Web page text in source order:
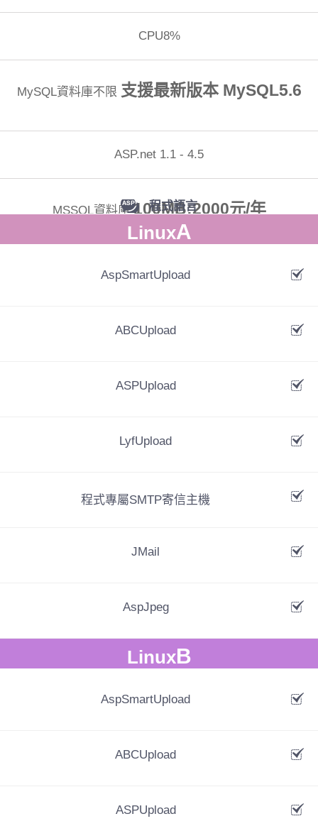
CPU8%
MySQL資料庫不限 支援最新版本 MySQL5.6
ASP.net 1.1 - 4.5
MSSQL資料庫100MB:2000元/年
費用(年)8800
程式語言
LinuxA
AspSmartUpload
ABCUpload
ASPUpload
LyfUpload
程式專屬SMTP寄信主機
JMail
AspJpeg
LinuxB
AspSmartUpload
ABCUpload
ASPUpload